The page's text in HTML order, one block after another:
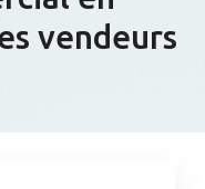
vendeurs